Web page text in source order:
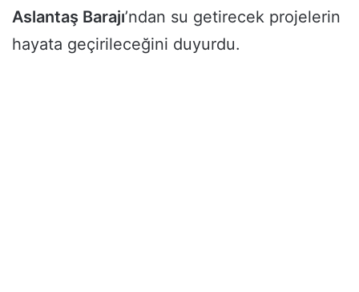
Aslantaş Barajı’ndan su getirecek projelerin
hayata geçirileceğini duyurdu.